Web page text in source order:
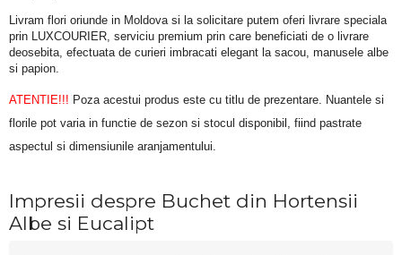
Livram flori oriunde in Moldova si la solicitare putem oferi livrare speciala
prin LUXCOURIER, serviciu premium prin care beneficiati de o livrare
deosebita, efectuata de curieri imbracati elegant la sacou, manusele albe
si papion.
ATENTIE!!! Poza acestui produs este cu titlu de prezentare. Nuantele si
florile pot varia in functie de sezon si stocul disponibil, fiind pastrate
aspectul si dimensiunile aranjamentului.
Impresii despre Buchet din Hortensii
Albe si Eucalipt